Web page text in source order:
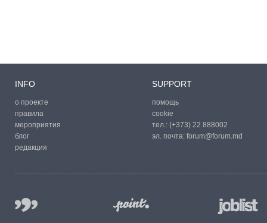
INFO
о проекте
правила
мероприятия
блог
редакция
SUPPORT
помощь
cookie
тел.: (+373) 22 888002
эл. почта: forum@forum.md